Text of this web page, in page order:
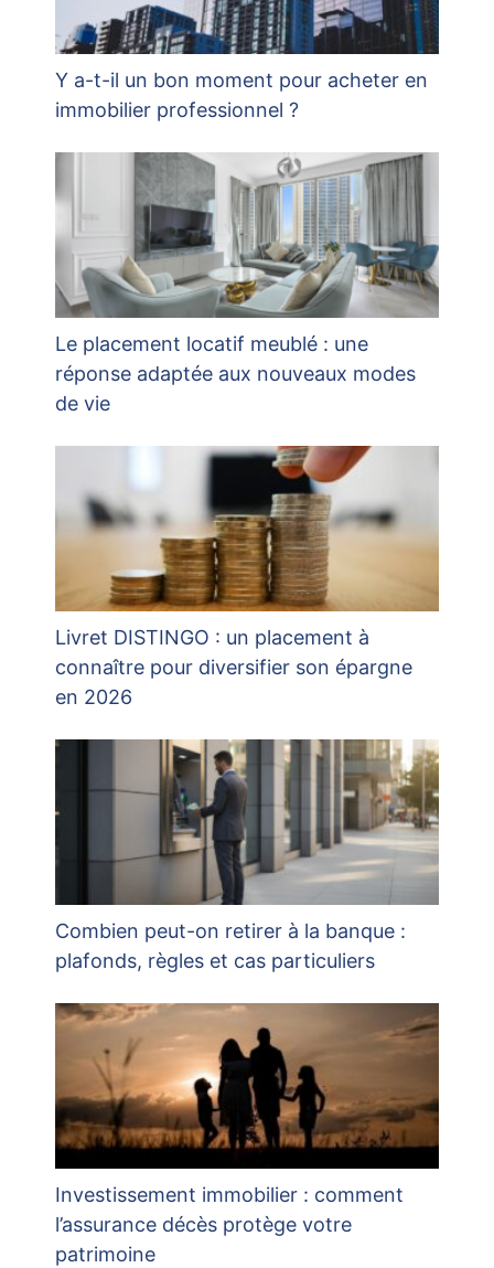
Y a-t-il un bon moment pour acheter en
immobilier professionnel ?
Le placement locatif meublé : une
réponse adaptée aux nouveaux modes
de vie
Livret DISTINGO : un placement à
connaître pour diversifier son épargne
en 2026
Combien peut-on retirer à la banque :
plafonds, règles et cas particuliers
Investissement immobilier : comment
l’assurance décès protège votre
patrimoine